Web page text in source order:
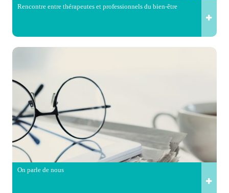
Rencontre entre thérapeutes et professionnels du bien-être
On parle de nous